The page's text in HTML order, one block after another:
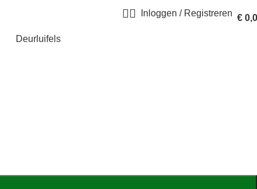
Inloggen / Registreren €
Deurluifels